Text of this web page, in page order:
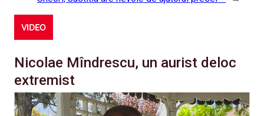
VIDEO
Nicolae Mîndrescu, un aurist deloc
extremist